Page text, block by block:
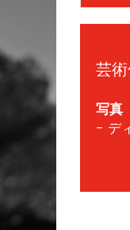
芸
写真
- デ